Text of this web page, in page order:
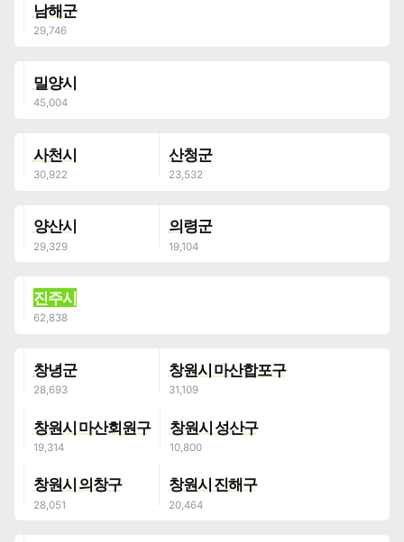
남해군
밀양시
사천시 산청군
양산시 의령군
진주시
창녕군 창원시 마산합포구
창원시 마산회원구 창원시 성산구
창원시 의창구 창원시 진해구